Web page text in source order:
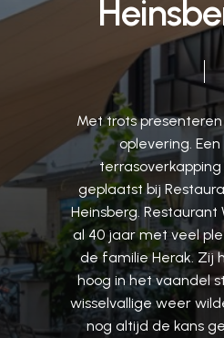
Heinsbe
Met trots presenteren
oplevering. Een
terrasoverkapping
geplaatst bij
Heinsberg. Restaurant
al 40 jaar met veel
de familie Herak. Zij
hoog in het vaandel
wisselvallige weer
nog altijd de kans